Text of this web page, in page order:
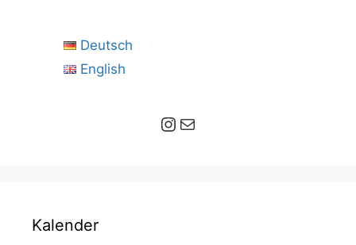
Deutsch
English
Instagram E-Mail
Kalender